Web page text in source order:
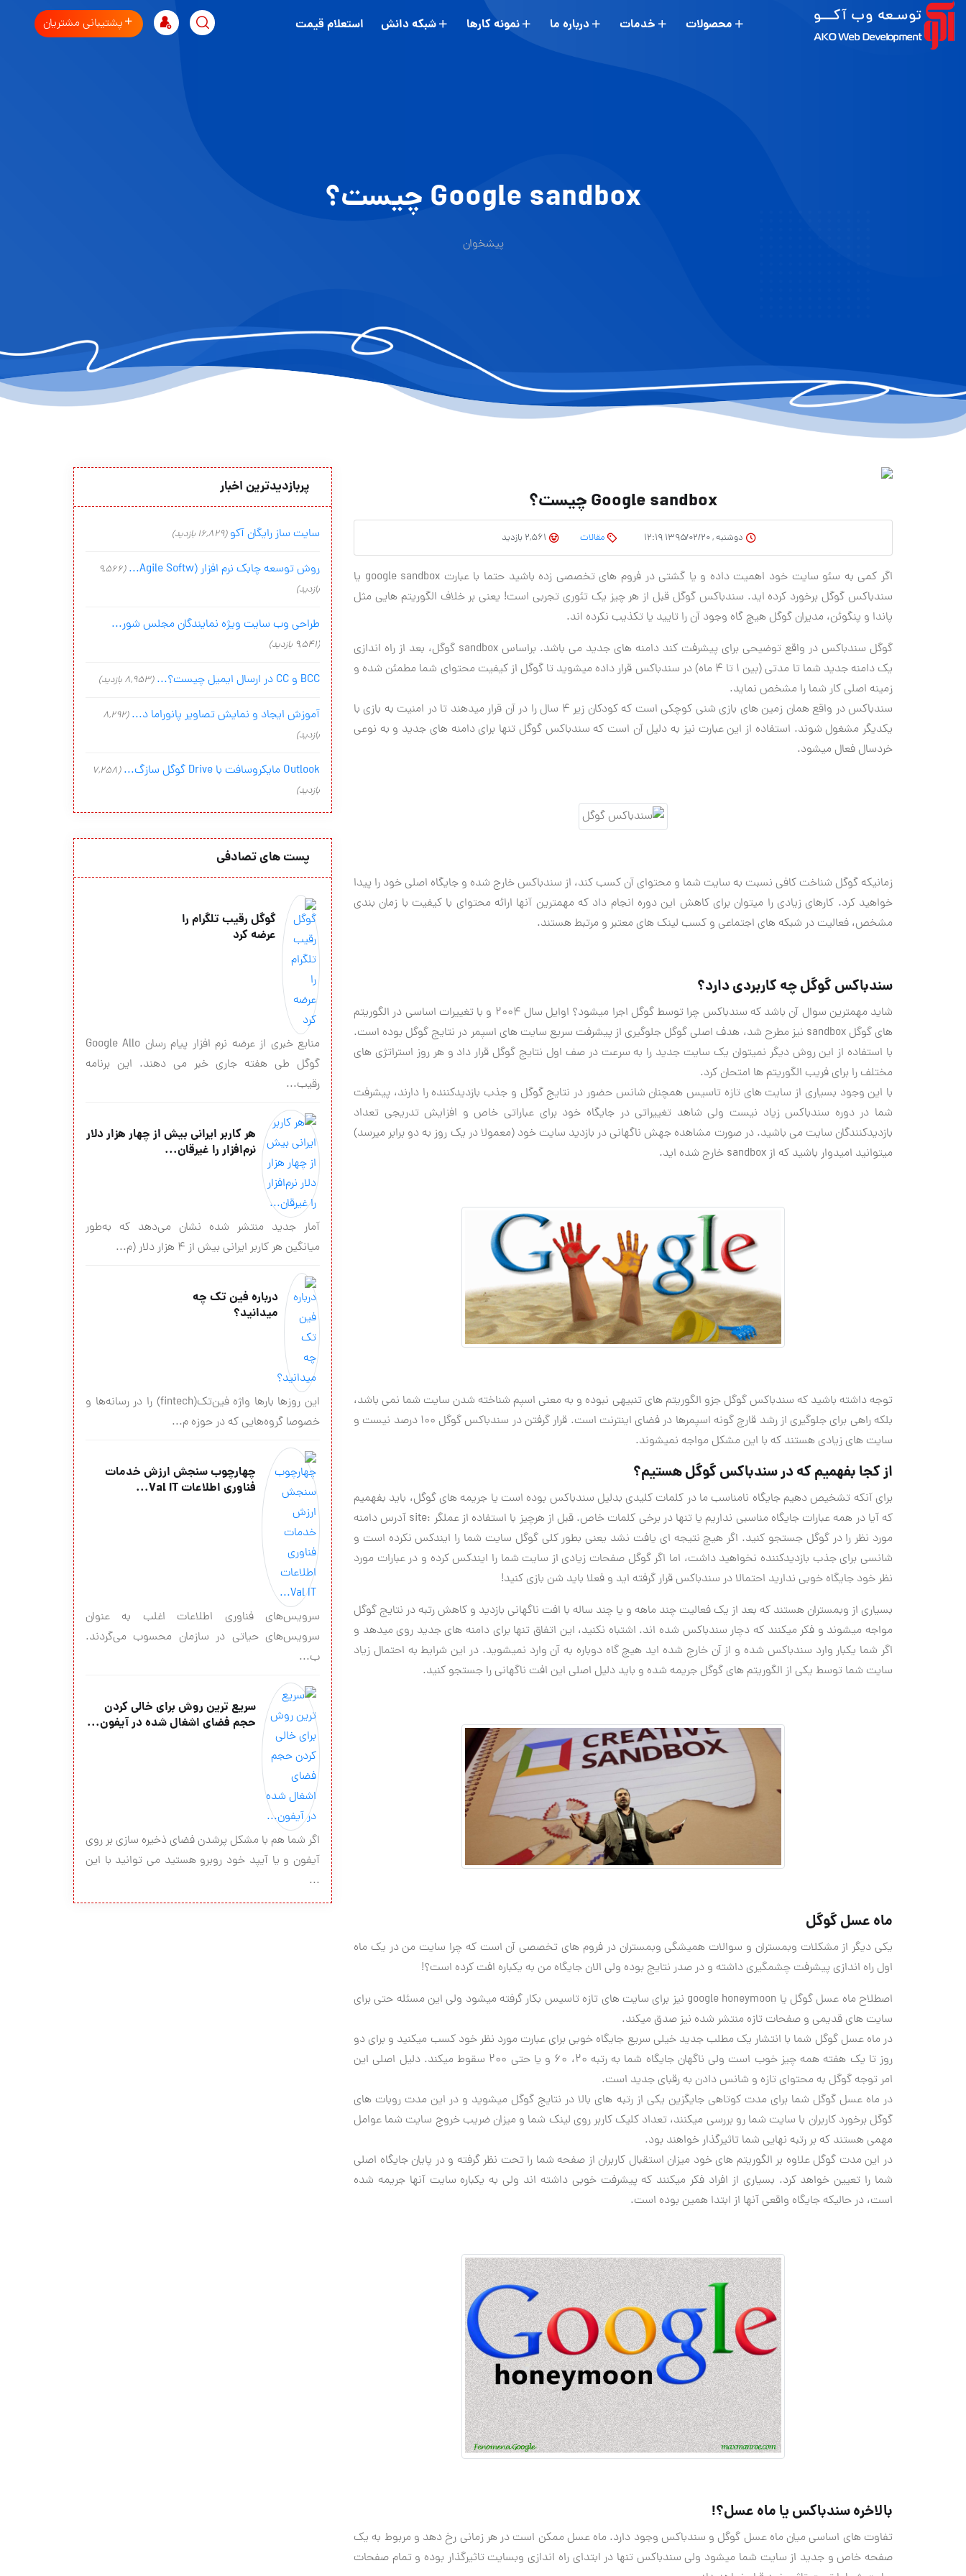
محصولات خدمات درباره ما نمونه کارها شبکه دانش استعلام قیمت پشتیبانی مشتریان
Google sandbox چیست؟
پیشخوان
Google sandbox چیست؟
دوشنبه , ۱۳۹۵/۰۲/۲۰ ۱۲:۱۹ مقالات
اگر کمی به سئو سایت خود اهمیت داده و یا گشتی در فروم های تخصصی زده باشید حتما با عبارت google sandbox یا
سندباکس گوگل برخورد کرده اید. سندباکس گوگل قبل از هر چیز یک تئوری تجربی است! یعنی بر خلاف الگوریتم هایی مثل
پاندا و پنگوئن، مدیران گوگل هیچ گاه وجود آن را تایید یا تکذیب نکرده اند.
گوگل سندباکس در واقع توضیحی برای پیشرفت کند دامنه های جدید می باشد. براساس sandbox گوگل، بعد از راه اندازی
یک دامنه جدید شما تا مدتی (بین 1 تا 4 ماه) در سندباکس قرار داده میشوید تا گوگل از کیفیت محتوای شما مطمئن شده و
زمینه اصلی کار شما را مشخص نماید.
سندباکس در واقع همان زمین های بازی شنی کوچکی است که کودکان زیر 4 سال را در آن قرار میدهند تا در امنیت به بازی با
یکدیگر مشغول شوند. استفاده از این عبارت نیز به دلیل آن است که سندباکس گوگل تنها برای دامنه های جدید و به نوعی
خردسال فعال میشود.
زمانیکه گوگل شناخت کافی نسبت به سایت شما و محتوای آن کسب کند، از سندباکس خارج شده و جایگاه اصلی خود را پیدا
خواهید کرد. کارهای زیادی را میتوان برای کاهش این دوره انجام داد که مهمترین آنها ارائه محتوای با کیفیت با زمان بندی
مشخص، فعالیت در شبکه های اجتماعی و کسب لینک های معتبر و مرتبط هستند.
سندباکس گوگل چه کاربردی دارد؟
شاید مهمترین سوال آن باشد که سندباکس چرا توسط گوگل اجرا میشود؟ اوایل سال 2004 و با تغییرات اساسی در الگوریتم
های گوگل sandbox نیز مطرح شد، هدف اصلی گوگل جلوگیری از پیشرفت سریع سایت های اسپمر در نتایج گوگل بوده است.
با استفاده از این روش دیگر نمیتوان یک سایت جدید را به سرعت در صف اول نتایج گوگل قرار داد و هر روز استراتژی های
مختلف را برای فریب الگوریتم ها امتحان کرد.
با این وجود بسیاری از سایت های تازه تاسیس همچنان شانس حضور در نتایج گوگل و جذب بازدیدکننده را دارند، پیشرفت
شما در دوره سندباکس زیاد نیست ولی شاهد تغییراتی در جایگاه خود برای عباراتی خاص و افزایش تدریجی تعداد
بازدیدکنندگان سایت می باشید. در صورت مشاهده جهش ناگهانی در بازدید سایت خود (معمولا در یک روز به دو برابر میرسد)
میتوانید امیدوار باشید که از sandbox خارج شده اید.
توجه داشته باشید که سندباکس گوگل جزو الگوریتم های تنبیهی نبوده و به معنی اسپم شناخته شدن سایت شما نمی باشد،
بلکه راهی برای جلوگیری از رشد قارچ گونه اسپمرها در فضای اینترنت است. قرار گرفتن در سندباکس گوگل 100 درصد نیست و
سایت های زیادی هستند که با این مشکل مواجه نمیشوند.
از کجا بفهمیم که در سندباکس گوگل هستیم؟
برای آنکه تشخیص دهیم جایگاه نامناسب ما در کلمات کلیدی بدلیل سندباکس بوده است یا جریمه های گوگل، باید بفهمیم
که آیا در همه عبارات جایگاه مناسبی نداریم یا تنها در برخی کلمات خاص. قبل از هرچیز با استفاده از عملگر :site آدرس دامنه
مورد نظر را در گوگل جستجو کنید. اگر هیچ نتیجه ای یافت نشد یعنی بطور کلی گوگل سایت شما را ایندکس نکرده است و
شانسی برای جذب بازدیدکننده نخواهید داشت، اما اگر گوگل صفحات زیادی از سایت شما را ایندکس کرده و در عبارات مورد
نظر خود جایگاه خوبی ندارید احتمالا در سندباکس قرار گرفته اید و فعلا باید شن بازی کنید!
بسیاری از وبمستران هستند که بعد از یک فعالیت چند ماهه و یا چند ساله با افت ناگهانی بازدید و کاهش رتبه در نتایج گوگل
مواجه میشوند و فکر میکنند که دچار سندباکس شده اند. اشتباه نکنید، این اتفاق تنها برای دامنه های جدید روی میدهد و
اگر شما یکبار وارد سندباکس شده و از آن خارج شده اید هیچ گاه دوباره به آن وارد نمیشوید. در این شرایط به احتمال زیاد
سایت شما توسط یکی از الگوریتم های گوگل جریمه شده و باید دلیل اصلی این افت ناگهانی را جستجو کنید.
ماه عسل گوگل
یکی دیگر از مشکلات وبمستران و سوالات همیشگی وبمستران در فروم های تخصصی آن است که چرا سایت من در یک ماه
اول راه اندازی پیشرفت چشمگیری داشته و در صدر نتایج بوده ولی الان جایگاه من به یکباره افت کرده است؟!
اصطلاح ماه عسل گوگل یا google honeymoon نیز برای سایت های تازه تاسیس بکار گرفته میشود ولی این مسئله حتی برای
سایت های قدیمی و صفحات تازه منتشر شده نیز صدق میکند.
در ماه عسل گوگل شما با انتشار یک مطلب جدید خیلی سریع جایگاه خوبی برای عبارت مورد نظر خود کسب میکنید و برای دو
روز تا یک هفته همه چیز خوب است ولی ناگهان جایگاه شما به رتبه 20، 60 و یا حتی 200 سقوط میکند. دلیل اصلی این
امر توجه گوگل به محتوای تازه و شانس دادن به رقبای جدید است.
در ماه عسل گوگل شما برای مدت کوتاهی جایگزین یکی از رتبه های بالا در نتایج گوگل میشوید و در این مدت روبات های
گوگل برخورد کاربران با سایت شما رو بررسی میکنند، تعداد کلیک کاربر روی لینک شما و میزان ضریب خروج سایت شما عوامل
مهمی هستند که بر رتبه نهایی شما تاثیرگذار خواهند بود.
در این مدت گوگل علاوه بر الگوریتم های خود میزان استقبال کاربران از صفحه شما را تحت نظر گرفته و در پایان جایگاه اصلی
شما را تعیین خواهد کرد. بسیاری از افراد فکر میکنند که پیشرفت خوبی داشته اند ولی به یکباره سایت آنها جریمه شده
است، در حالیکه جایگاه واقعی آنها از ابتدا همین بوده است.
بالاخره سندباکس یا ماه عسل؟!
تفاوت های اساسی میان ماه عسل گوگل و سندباکس وجود دارد. ماه عسل ممکن است در هر زمانی رخ دهد و مربوط به یک
صفحه خاص و جدید از سایت شما میشود ولی سندباکس تنها در ابتدای راه اندازی وبسایت تاثیرگذار بوده و تمام صفحات
پربازدیدترین اخبار
سایت ساز رایگان آکو (16,829 بازدید)
روش توسعه چابک نرم افزار (Agile Softw...
(9,566
بازدید)
طراحی وب سایت ویژه نمایندگان مجلس شور...
(9,541 بازدید)
BCC و CC در ارسال ایمیل چیست؟... (8,953 بازدید)
آموزش ایجاد و نمایش تصاویر پانوراما د... (8,292
بازدید)
Outlook مایکروسافت با Drive گوگل سازگ...
(7,258
بازدید)
پست های تصادفی
گوگل رقیب تلگرام را
عرضه کرد
منابع خبری از عرضه نرم افزار پیام رسان Google Allo
گوگل طی هفته جاری خبر می دهند. این برنامه
رقیب...
هر کاربر ایرانی بیش از چهار هزار دلار
نرم‌افزار را غیرقان...
آمار جدید منتشر شده نشان می‌دهد که به‌طور
میانگین هر کاربر ایرانی بیش از ۴ هزار دلار (م...
درباره فین تک چه
میدانید؟
این روزها بارها واژه فین‌تک(fintech) را در رسانه‌ها و
خصوصا گروه‌هایی که در حوزه م...
چهارچوب سنجش ارزش خدمات
فناوری اطلاعات Val IT...
سرویس‌های فناوری اطلاعات اغلب به عنوان
سرویس‌های حیاتی در سازمان محسوب می‌گردند.
ب...
سریع ترین روش برای خالی کردن
حجم فضای اشغال شده در آیفون...
اگر شما هم با مشکل پرشدن فضای ذخیره سازی بر روی
آیفون و یا آیپد خود روبرو هستید می توانید با این
...